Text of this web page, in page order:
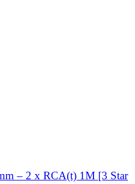
– 2 x RCA(t) 1M [3 Star